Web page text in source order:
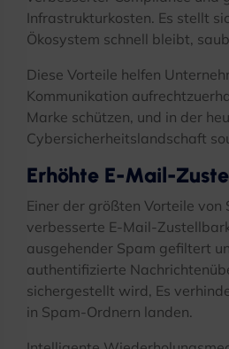
Infrastrukturkosten. Es stellt
Ökosystem schnell bleibt,
Diese Vorteile helfen
Kommunikation
Marke schützen, und in der
Cybersicherheitslandschaft
Erhöhte E-Mail-
Einer der größten Vorteile von
verbesserte E-Mail-
ausgehender Spam gefiltert
authentifizierte
sichergestellt wird, Es
in Spam-Ordnern landen.